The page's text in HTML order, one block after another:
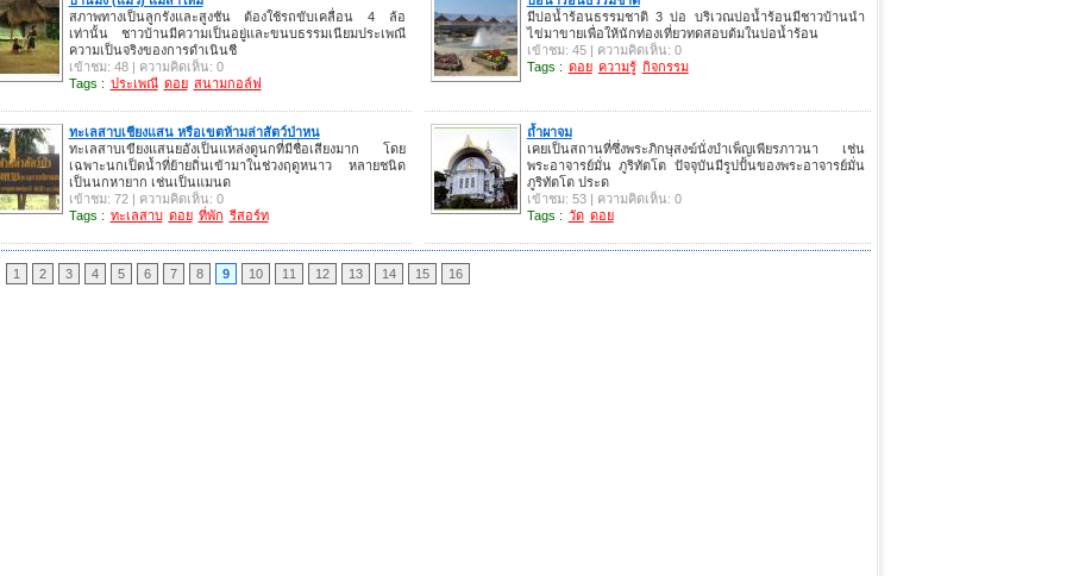
สภาพทางเป็นลูกรังและสูงชัน ต้องใช้รถขับเคลื่อน 4 ล้อ
เท่านั้น ชาวบ้านมีความเป็นอยู่และขนบธรรมเนียมประเพณี
ความเป็นจริงของการดำเนินชี
เข้าชม: 48 | ความคิดเห็น: 0
Tags : ประเพณี ดอย สนามกอล์ฟ
มีบ่อน้ำร้อนธรรมชาติ 3 บ่อ บริเวณบ่อน้ำร้อนมีชาวบ้านนำ
ไข่มาขายเพื่อให้นักท่องเที่ยวทดสอบต้มในบ่อน้ำร้อน
เข้าชม: 45 | ความคิดเห็น: 0
Tags : ดอย ความรู้ กิจกรรม
ทะเลสาบเชียงแสน หรือเขตห้ามล่าสัตว์ป่าหน
ทะเลสาบเขียงแสนยอังเป็นแหล่งดูนกที่มีชื่อเสียงมาก โดย
เฉพาะนกเป็ดน้ำที่ย้ายถิ่นเข้ามาในช่วงฤดูหนาว หลายชนิด
เป็นนกหายาก เช่นเป็นแมนด
เข้าชม: 72 | ความคิดเห็น: 0
Tags : ทะเลสาบ ดอย ที่พัก รีสอร์ท
ถ้ำผาจม
เคยเป็นสถานที่ซึ่งพระภิกษุสงฆ์นั่งบำเพ็ญเพียรภาวนา เช่น
พระอาจารย์มั่น ภูริทัตโต ปัจจุบันมีรูปปั้นของพระอาจารย์มั่น
ภูริทัตโต ประด
เข้าชม: 53 | ความคิดเห็น: 0
Tags : วัด ดอย
1 2 3 4 5 6 7 8 9 10 11 12 13 14 15 16